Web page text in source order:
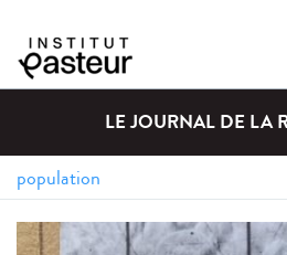
LE JOURNAL DE LA